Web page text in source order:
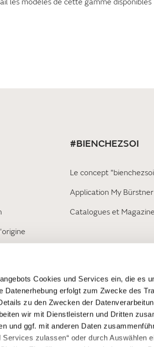
Cookies und Services ein, die es
Datenerhebung erfolgt zum Zwecke des
zu den Zwecken der
wir mit Dienstleistern und Dritten
und ggf. mit anderen Daten
zulassen“ oder durch Auswählen
les modèles de cette gamme disponibles
#BIENCHEZSOI
Le concept
Application My Bürstner
Catalogues et